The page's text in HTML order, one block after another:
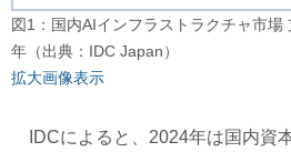
図1：国内AIインフラストラクチャ市
年（出典：IDC Japan）
拡大画像表示
IDCによると、2024年は国内資